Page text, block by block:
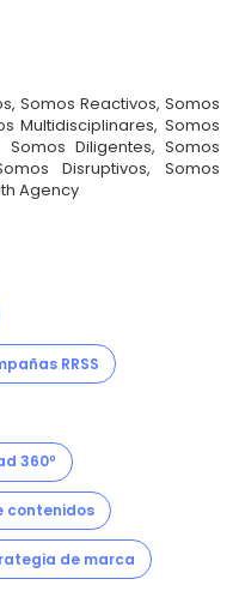
Somos Reactivos, Somos
Multidisciplinares, Somos
Diligentes, Somos
Disruptivos, Somos
Agency
RRSS
360º
contenidos
de marca